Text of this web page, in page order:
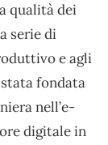
qualità dei
serie di
e agli
fondata
nell’e-
digitale in